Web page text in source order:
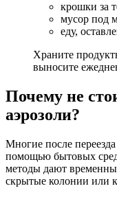
крошки за
мусор под
еду,
Храните
выносите
Почему не
аэрозоли?
Многие после
помощью бытовых
методы дают
скрытые колонии или